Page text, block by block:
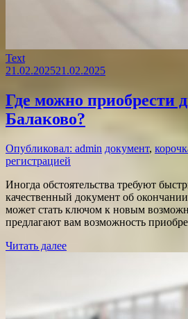
Text
21.02.202521.02.2025
Где можно приобрести
Балаково?
Опубликовал: admin документ,
регистрацией
Иногда обстоятельства требуют
качественный документ об
может стать ключом к новым
предлагают вам возможность
Читать далее